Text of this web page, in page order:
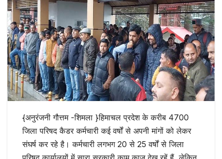
{अनुरंजनी गौत्तम -शिमला }हिमाचल प्रदेश के करीब 4700
जिला परिषद कैडर कर्मचारी कई वर्षों से अपनी मांगों को लेकर
संघर्ष कर रहे है। कर्मचारी लगभग 20 से 25 वर्षों से जिला